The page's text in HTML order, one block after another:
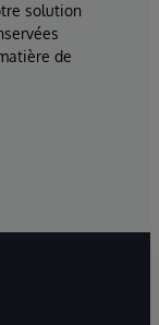
solution
de